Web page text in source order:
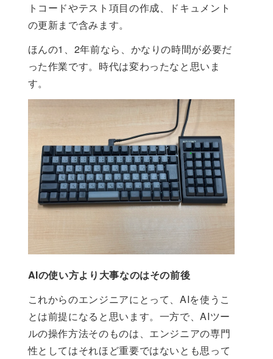
トコードやテスト項目の作成、ドキュメント
の更新まで含みます。
ほんの1、2年前なら、かなりの時間が必要だ
った作業です。時代は変わったなと思いま
す。
AIの使い方より大事なのはその前後
これからのエンジニアにとって、AIを使うこ
とは前提になると思います。一方で、AIツー
ルの操作方法そのものは、エンジニアの専門
性としてはそれほど重要ではないとも思って